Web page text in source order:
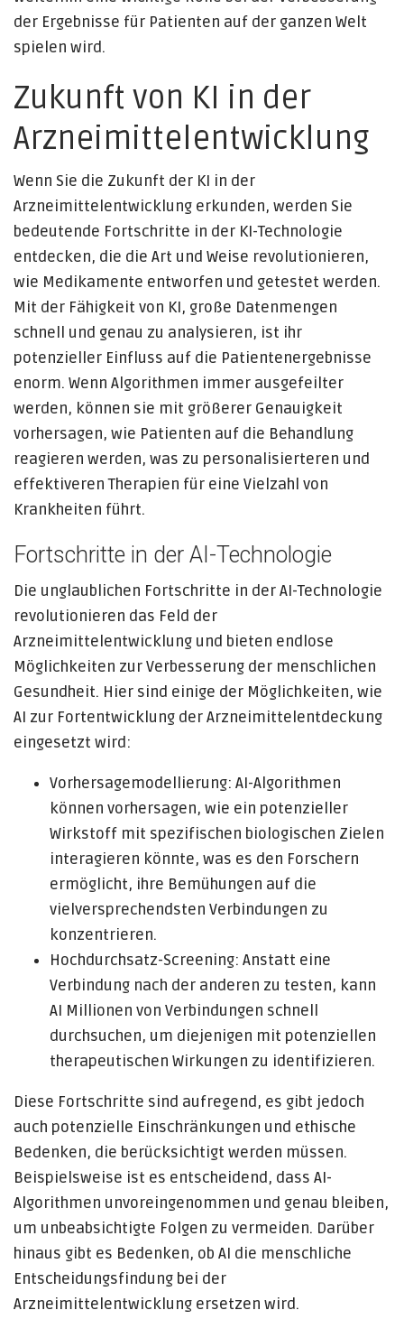
der Ergebnisse für Patienten auf der ganzen Welt
spielen wird.
Zukunft von KI in der
Arzneimittelentwicklung
Wenn Sie die Zukunft der KI in der
Arzneimittelentwicklung erkunden, werden Sie
bedeutende Fortschritte in der KI-Technologie
entdecken, die die Art und Weise revolutionieren,
wie Medikamente entworfen und getestet werden.
Mit der Fähigkeit von KI, große Datenmengen
schnell und genau zu analysieren, ist ihr
potenzieller Einfluss auf die Patientenergebnisse
enorm. Wenn Algorithmen immer ausgefeilter
werden, können sie mit größerer Genauigkeit
vorhersagen, wie Patienten auf die Behandlung
reagieren werden, was zu personalisierteren und
effektiveren Therapien für eine Vielzahl von
Krankheiten führt.
Fortschritte in der AI-Technologie
Die unglaublichen Fortschritte in der AI-Technologie
revolutionieren das Feld der
Arzneimittelentwicklung und bieten endlose
Möglichkeiten zur Verbesserung der menschlichen
Gesundheit. Hier sind einige der Möglichkeiten, wie
AI zur Fortentwicklung der Arzneimittelentdeckung
eingesetzt wird:
Vorhersagemodellierung: AI-Algorithmen
können vorhersagen, wie ein potenzieller
Wirkstoff mit spezifischen biologischen Zielen
interagieren könnte, was es den Forschern
ermöglicht, ihre Bemühungen auf die
vielversprechendsten Verbindungen zu
konzentrieren.
Hochdurchsatz-Screening: Anstatt eine
Verbindung nach der anderen zu testen, kann
AI Millionen von Verbindungen schnell
durchsuchen, um diejenigen mit potenziellen
therapeutischen Wirkungen zu identifizieren.
Diese Fortschritte sind aufregend, es gibt jedoch
auch potenzielle Einschränkungen und ethische
Bedenken, die berücksichtigt werden müssen.
Beispielsweise ist es entscheidend, dass AI-
Algorithmen unvoreingenommen und genau bleiben,
um unbeabsichtigte Folgen zu vermeiden. Darüber
hinaus gibt es Bedenken, ob AI die menschliche
Entscheidungsfindung bei der
Arzneimittelentwicklung ersetzen wird.